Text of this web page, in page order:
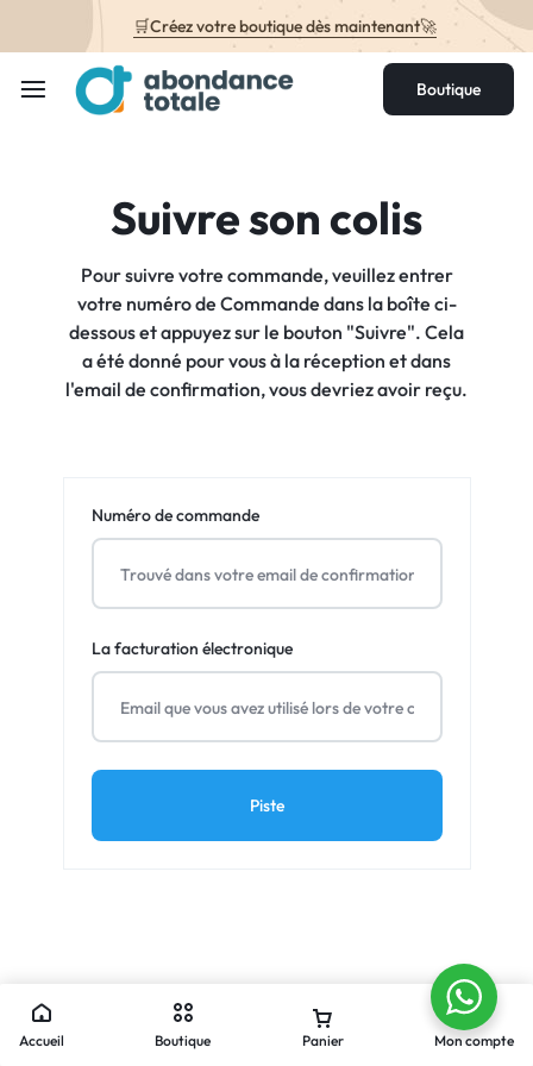
🛒Créez votre boutique dès maintenant🚀
Boutique
Suivre son colis
Pour suivre votre commande, veuillez entrer
votre numéro de Commande dans la boîte ci-
dessous et appuyez sur le bouton "Suivre". Cela
a été donné pour vous à la réception et dans
l'email de confirmation, vous devriez avoir reçu.
Numéro de commande
La facturation électronique
Piste
Accueil Boutique Panier Mon compte